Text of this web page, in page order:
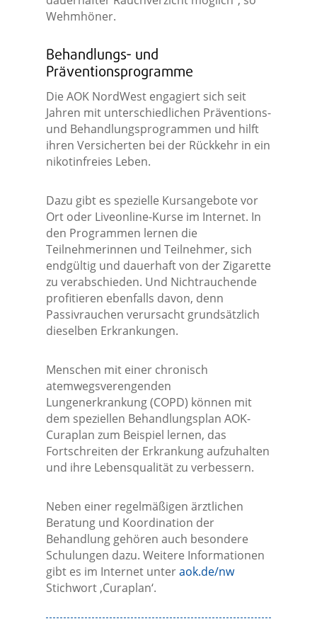
Wehmhöner.
Behandlungs- und
Präventionsprogramme
Die AOK NordWest engagiert sich seit
Jahren mit unterschiedlichen Präventions-
und Behandlungsprogrammen und hilft
ihren Versicherten bei der Rückkehr in ein
nikotinfreies Leben.
Dazu gibt es spezielle Kursangebote vor
Ort oder Liveonline-Kurse im Internet. In
den Programmen lernen die
Teilnehmerinnen und Teilnehmer, sich
endgültig und dauerhaft von der Zigarette
zu verabschieden. Und Nichtrauchende
profitieren ebenfalls davon, denn
Passivrauchen verursacht grundsätzlich
dieselben Erkrankungen.
Menschen mit einer chronisch
atemwegsverengenden
Lungenerkrankung (COPD) können mit
dem speziellen Behandlungsplan AOK-
Curaplan zum Beispiel lernen, das
Fortschreiten der Erkrankung aufzuhalten
und ihre Lebensqualität zu verbessern.
Neben einer regelmäßigen ärztlichen
Beratung und Koordination der
Behandlung gehören auch besondere
Schulungen dazu. Weitere Informationen
gibt es im Internet unteraok.de/nw
Stichwort ‚Curaplan‘.